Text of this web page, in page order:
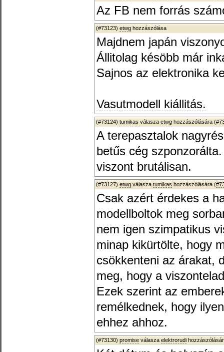
Az FB nem forrás
(#73123) etwg hozzászólása
Majdnem japán
Állitolag késöbb már
Sajnos az elektronika
Vasutmodell kiállitás.
(#73124) tumikas válasza etwg hozzászólására (
A terepasztalok
betűs cég
viszont brutálisan.
(#73127) etwg válasza tumikas hozzászólására (
Csak azért érdekes a
modellboltok meg
nem igen szimpatikus
minap kikürtölte, hogy
csökkenteni az árakat,
meg, hogy a
Ezek szerint az
remélkednek, hogy
ehhez ahhoz.
(#73130) promise válasza elektrorudi